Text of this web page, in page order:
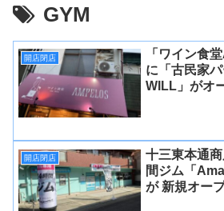
GYM
開店閉店
「ワイン食
に「古民家
WILL」がオ
開店閉店
十三東本通
間ジム「
が 新規オー